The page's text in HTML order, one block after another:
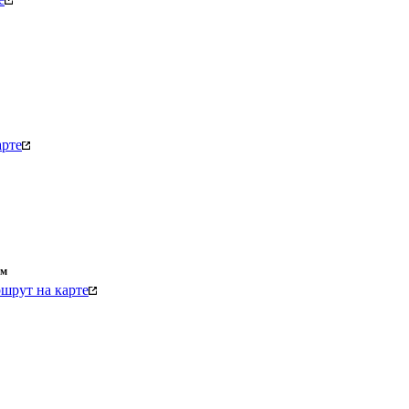
на карте